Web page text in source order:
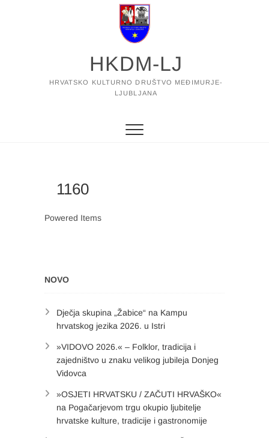
HKDM-LJ
HRVATSKO KULTURNO DRUŠTVO MEĐIMURJE-
LJUBLJANA
1160
Powered Items
NOVO
Dječja skupina „Žabice“ na Kampu
hrvatskog jezika 2026. u Istri
»VIDOVO 2026.« – Folklor, tradicija i
zajedništvo u znaku velikog jubileja Donjeg
Vidovca
»OSJETI HRVATSKU / ZAČUTI HRVAŠKO«
na Pogačarjevom trgu okupio ljubitelje
hrvatske kulture, tradicije i gastronomije